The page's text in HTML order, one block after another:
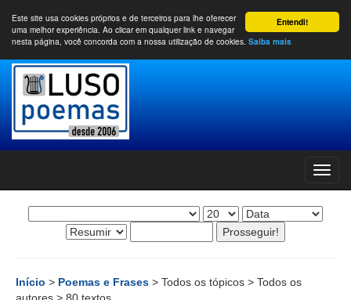
Entendi!
Este site usa cookies próprios e de terceiros para lhe oferecer
uma melhor experiência. Ao clicar em qualquer link e navegar
nesta página, você concorda com a nossa utilização de cookies. Saiba mais
Início > Poemas e Frases > Todos os tópicos > Todos os